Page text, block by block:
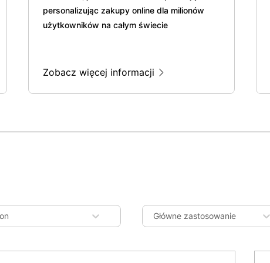
personalizując zakupy online dla milionów
użytkowników na całym świecie
Zobacz więcej informacji
Główne zastosowanie